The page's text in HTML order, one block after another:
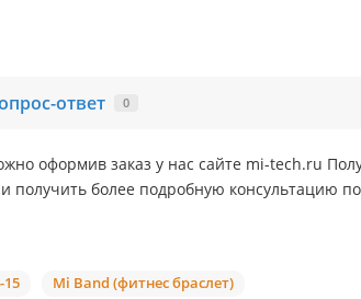
ответ 0
оформив заказ у нас сайте mi-tech.ru
получить более подробную консультацию
15 Mi Band (фитнес браслет)